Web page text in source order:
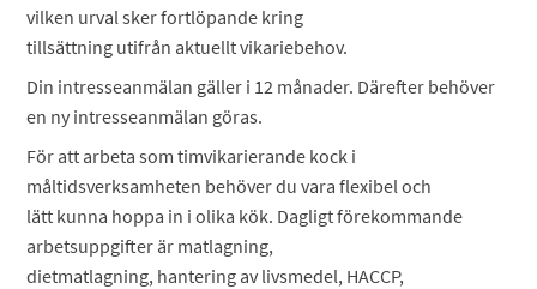
vilken urval sker fortlöpande kring
tillsättning utifrån aktuellt vikariebehov.
Din intresseanmälan gäller i 12 månader. Därefter behöver
en ny intresseanmälan göras.
För att arbeta som timvikarierande kock i
måltidsverksamheten behöver du vara flexibel och
lätt kunna hoppa in i olika kök. Dagligt förekommande
arbetsuppgifter är matlagning,
dietmatlagning, hantering av livsmedel, HACCP,